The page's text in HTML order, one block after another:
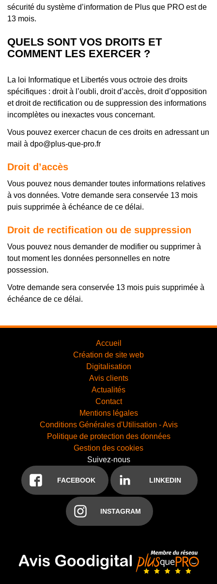
sécurité du système d’information de Plus que PRO est de
13 mois.
QUELS SONT VOS DROITS ET
COMMENT LES EXERCER ?
La loi Informatique et Libertés vous octroie des droits
spécifiques : droit à l’oubli, droit d’accès, droit d’opposition
et droit de rectification ou de suppression des informations
incomplètes ou inexactes vous concernant.
Vous pouvez exercer chacun de ces droits en adressant un
mail à dpo@plus-que-pro.fr
Droit d’accès
Vous pouvez nous demander toutes informations relatives
à vos données. Votre demande sera conservée 13 mois
puis supprimée à échéance de ce délai.
Droit de rectification ou de suppression
Vous pouvez nous demander de modifier ou supprimer à
tout moment les données personnelles en notre
possession.
Votre demande sera conservée 13 mois puis supprimée à
échéance de ce délai.
Accueil
Création de site web
Digitalisation
Avis clients
Actualités
Contact
Mentions légales
Conditions Générales d'Utilisation - Avis
Politique de protection des données
Gestion des cookies
Suivez-nous
FACEBOOK LINKEDIN
INSTAGRAM